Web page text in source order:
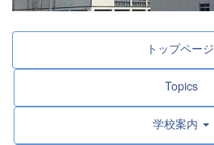
トップページ
Topics
学校案内